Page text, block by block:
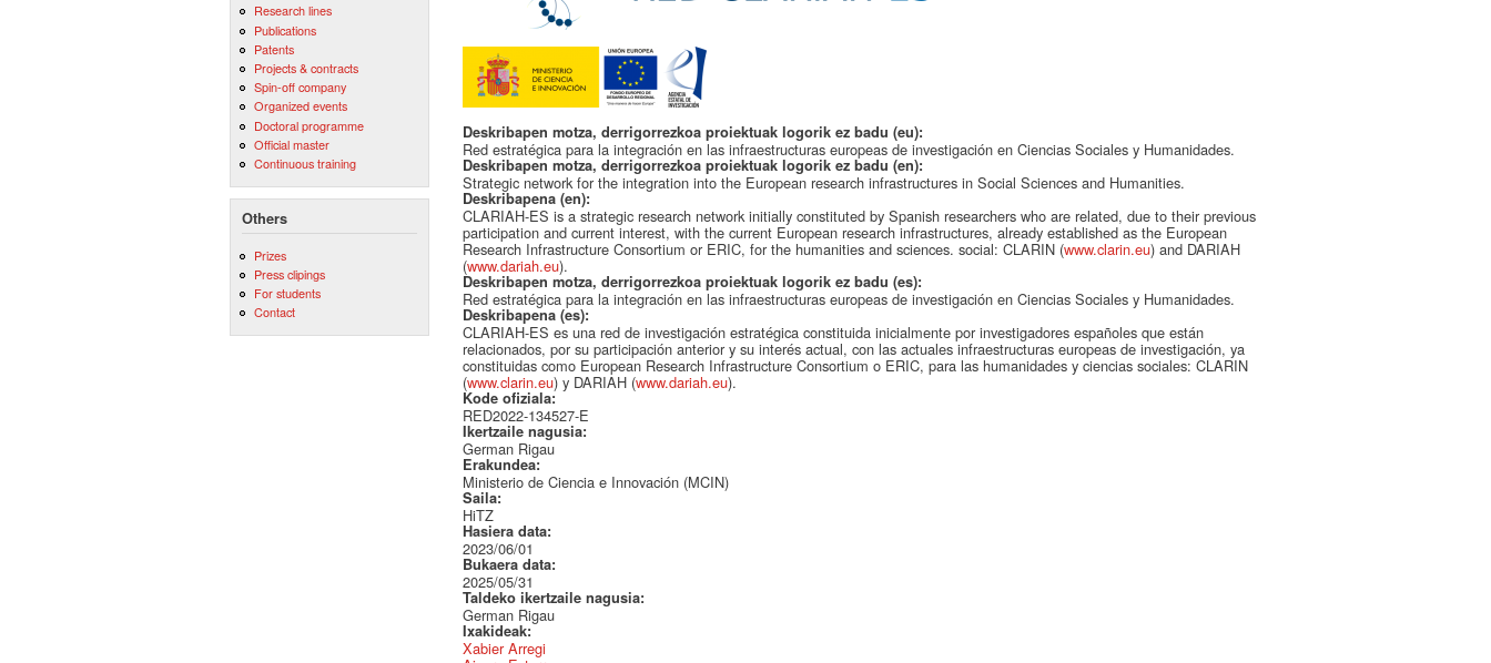
Research lines
Publications
Patents
Projects & contracts
Spin-off company
Organized events
Doctoral programme
Official master
Continuous training
Others
Prizes
Press clipings
For students
Contact
Deskribapen motza, derrigorrezkoa proiektuak logorik ez badu (eu):
Red estratégica para la integración en las infraestructuras europeas de investigación en Ciencias Sociales y Humanidades.
Deskribapen motza, derrigorrezkoa proiektuak logorik ez badu (en):
Strategic network for the integration into the European research infrastructures in Social Sciences and Humanities.
Deskribapena (en):
CLARIAH-ES is a strategic research network initially constituted by Spanish researchers who are related, due to their previous
participation and current interest, with the current European research infrastructures, already established as the European
Research Infrastructure Consortium or ERIC, for the humanities and sciences. social: CLARIN (www.clarin.eu) and DARIAH
(www.dariah.eu).
Deskribapen motza, derrigorrezkoa proiektuak logorik ez badu (es):
Red estratégica para la integración en las infraestructuras europeas de investigación en Ciencias Sociales y Humanidades.
Deskribapena (es):
CLARIAH-ES es una red de investigación estratégica constituida inicialmente por investigadores españoles que están
relacionados, por su participación anterior y su interés actual, con las actuales infraestructuras europeas de investigación, ya
constituidas como European Research Infrastructure Consortium o ERIC, para las humanidades y ciencias sociales: CLARIN
(www.clarin.eu) y DARIAH (www.dariah.eu).
Kode ofiziala:
RED2022-134527-E
Ikertzaile nagusia:
German Rigau
Erakundea:
Ministerio de Ciencia e Innovación (MCIN)
Saila:
HiTZ
Hasiera data:
2023/06/01
Bukaera data:
2025/05/31
Taldeko ikertzaile nagusia:
German Rigau
Ixakideak:
Xabier Arregi